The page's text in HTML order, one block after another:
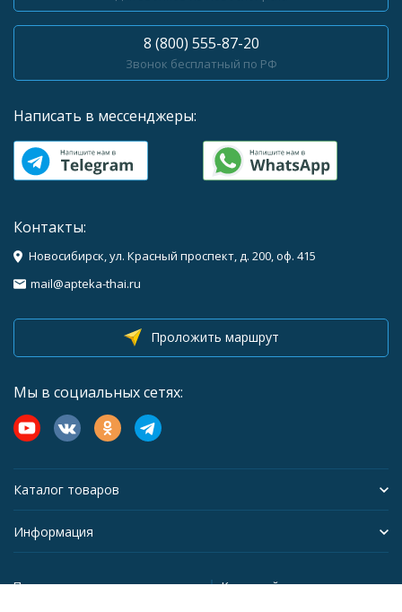
8 (800) 555-87-20
Звонок бесплатный по РФ
Написать в мессенджеры:
Контакты:
Новосибирск, ул. Красный проспект, д. 200, оф. 415
mail@apteka-thai.ru
Проложить маршрут
Мы в социальных сетях:
Каталог товаров
Информация
Политика персональных данных Карта сайта